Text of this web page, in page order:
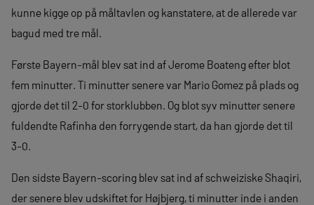
kunne kigge op på måltavlen og kanstatere, at de allerede var
bagud med tre mål.
Første Bayern-mål blev sat ind af Jerome Boateng efter blot
fem minutter. Ti minutter senere var Mario Gomez på plads og
gjorde det til 2-0 for storklubben. Og blot syv minutter senere
fuldendte Rafinha den forrygende start, da han gjorde det til
3-0.
Den sidste Bayern-scoring blev sat ind af schweiziske Shaqiri,
der senere blev udskiftet for Højbjerg, ti minutter inde i anden